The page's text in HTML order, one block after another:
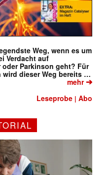
Weg, wenn es um
Verdacht auf
Parkinson geht? Für
wird dieser Weg bereits …
mehr➔
Leseprobe |Abo